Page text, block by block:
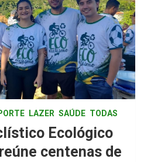
LAZER SAÚDE TODAS
Ecológico
centenas de